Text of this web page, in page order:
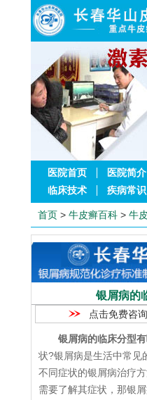
医院首页 医院简介
临床技术
疾病常识
首页 > 牛皮癣百科 > 牛
银屑病的
点击免费咨
银屑病的临床分型
状?银屑病是生活中常见
不同症状的银屑病治疗
需要了解其症状，那银